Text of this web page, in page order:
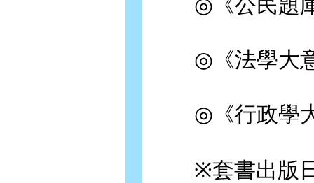
◎《公民題庫
◎《法學大意
◎《行政學大
※套書出版日